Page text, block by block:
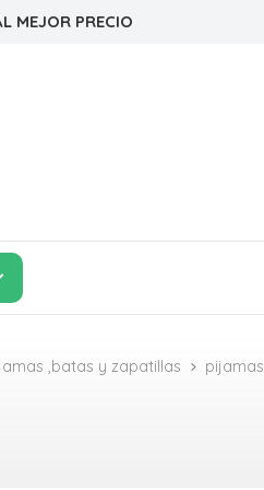
MEJOR PRECIO
,batas y zapatillas